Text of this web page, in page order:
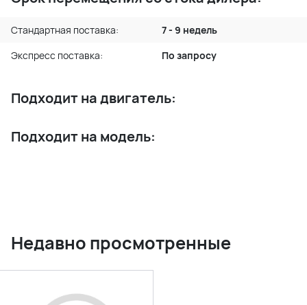
Стандартная поставка:
7 - 9 недель
Экспресс поставка:
По запросу
Подходит на двигатель:
Подходит на модель:
Недавно просмотренные